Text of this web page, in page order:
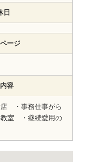
日
ージ
容
店 ・事務仕事がら
教室 ・継続愛用の